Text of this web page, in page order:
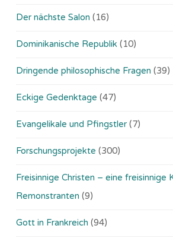
Der nächste Salon (16)
Dominikanische Republik (10)
Dringende philosophische Fragen (39)
Eckige Gedenktage (47)
Evangelikale und Pfingstler (7)
Forschungsprojekte (300)
Freisinnige Christen – eine freisinnige
Remonstranten (9)
Gott in Frankreich (94)